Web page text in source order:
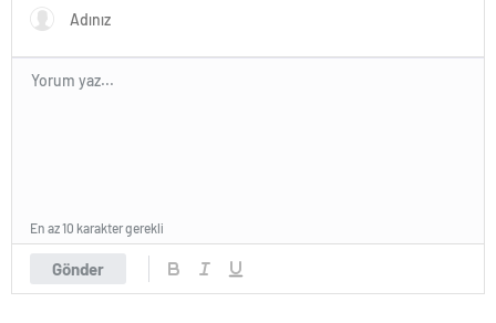
Gönder
En az 10 karakter gerekli